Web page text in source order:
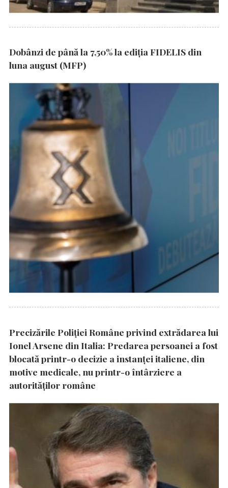
Dobânzi de până la 7,50% la ediția FIDELIS din
luna august (MFP)
Precizările Poliţiei Române privind extrădarea lui
Ionel Arsene din Italia: Predarea persoanei a fost
blocată printr-o decizie a instanţei italiene, din
motive medicale, nu printr-o întârziere a
autorităţilor române